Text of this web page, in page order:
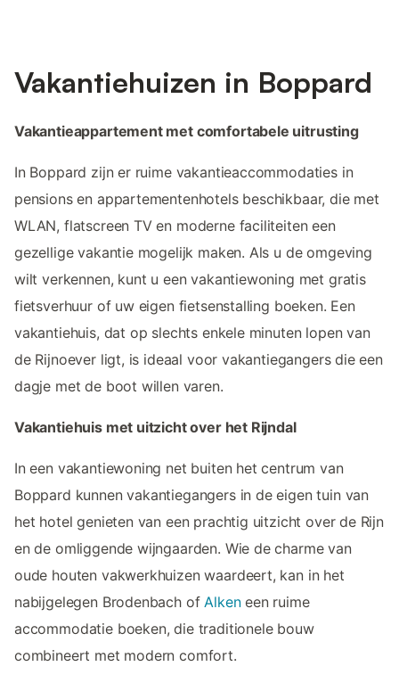
Vakantiehuizen in Boppard
Vakantieappartement met comfortabele uitrusting
In Boppard zijn er ruime vakantieaccommodaties in
pensions en appartementenhotels beschikbaar, die met
WLAN, flatscreen TV en moderne faciliteiten een
gezellige vakantie mogelijk maken. Als u de omgeving
wilt verkennen, kunt u een vakantiewoning met gratis
fietsverhuur of uw eigen fietsenstalling boeken. Een
vakantiehuis, dat op slechts enkele minuten lopen van
de Rijnoever ligt, is ideaal voor vakantiegangers die een
dagje met de boot willen varen.
Vakantiehuis met uitzicht over het Rijndal
In een vakantiewoning net buiten het centrum van
Boppard kunnen vakantiegangers in de eigen tuin van
het hotel genieten van een prachtig uitzicht over de Rijn
en de omliggende wijngaarden. Wie de charme van
oude houten vakwerkhuizen waardeert, kan in het
nabijgelegen Brodenbach of Alkeneen ruime
accommodatie boeken, die traditionele bouw
combineert met modern comfort.